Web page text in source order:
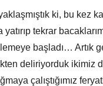
ki, bu kez
tekrar
başladı… Artık
deliriyorduk ikimiz
çalıştığımız